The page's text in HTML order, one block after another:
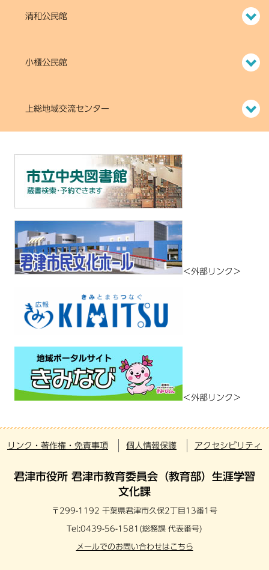
清和公民館
小櫃公民館
上総地域交流センター
＜外部リンク＞
＜外部リンク＞
リンク・著作権・免責事項 個人情報保護 アクセシビリティ
君津市役所 君津市教育委員会（教育部）生涯学習
文化課
〒299-1192 千葉県君津市久保2丁目13番1号
Tel:0439-56-1581(総務課 代表番号)
メールでのお問い合わせはこちら